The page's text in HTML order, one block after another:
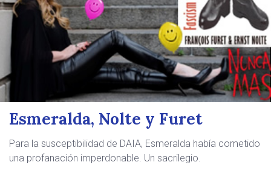
Esmeralda, Nolte y Furet
Para la susceptibilidad de DAIA, Esmeralda había cometido
una profanación imperdonable. Un sacrilegio.